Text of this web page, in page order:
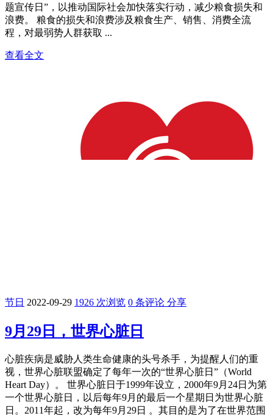
题宣传日”，以推动国际社会加快落实行动，减少粮食损失和
浪费。 粮食的损失和浪费涉及粮食生产、销售、消费全流
程，对最弱势人群获取 ...
查看全文
节日 2022-09-29 1926 次浏览 0 条评论 分享
9月29日，世界心脏日
心脏疾病是威胁人类生命健康的头号杀手，为提醒人们的重
视，世界心脏联盟确定了每年一次的“世界心脏日”（World
Heart Day）。 世界心脏日于1999年设立，2000年9月24日为第
一个世界心脏日，以后每年9月的最后一个星期日为世界心脏
日。2011年起，改为每年9月29日 。其目的是为了在世界范围